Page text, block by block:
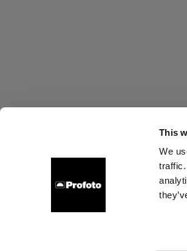
This
We
Über uns Kontakt Support